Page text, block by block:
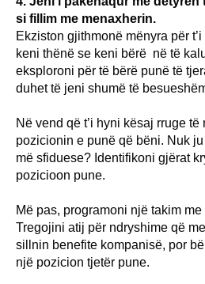
si fillim me menaxherin.
Ekziston gjithmonë mënyra për
keni thënë se keni bërë në të
eksploroni për të bërë punë të
duhet të jeni shumë të
Në vend që t’i hyni kësaj rruge të
pozicionin e punë që bëni. Nuk
më sfiduese? Identifikoni gjërat
pozicioon pune.
Më pas, programoni një takim
Tregojini atij për ndryshime që
sillnin benefite kompanisë, por
një pozicion tjetër pune.